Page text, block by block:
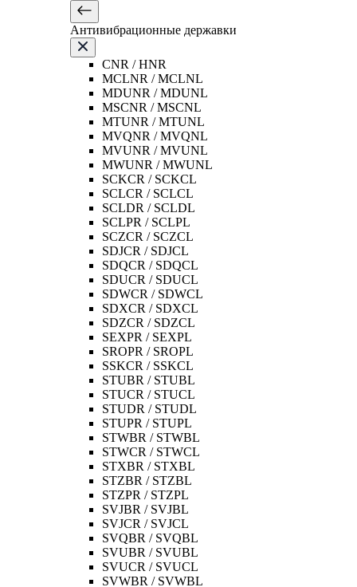
Антивибрационные державки
CNR / HNR
MCLNR / MCLNL
MDUNR / MDUNL
MSCNR / MSCNL
MTUNR / MTUNL
MVQNR / MVQNL
MVUNR / MVUNL
MWUNR / MWUNL
SCKCR / SCKCL
SCLCR / SCLCL
SCLDR / SCLDL
SCLPR / SCLPL
SCZCR / SCZCL
SDJCR / SDJCL
SDQCR / SDQCL
SDUCR / SDUCL
SDWCR / SDWCL
SDXCR / SDXCL
SDZCR / SDZCL
SEXPR / SEXPL
SROPR / SROPL
SSKCR / SSKCL
STUBR / STUBL
STUCR / STUCL
STUDR / STUDL
STUPR / STUPL
STWBR / STWBL
STWCR / STWCL
STXBR / STXBL
STZBR / STZBL
STZPR / STZPL
SVJBR / SVJBL
SVJCR / SVJCL
SVQBR / SVQBL
SVUBR / SVUBL
SVUCR / SVUCL
SVWBR / SVWBL